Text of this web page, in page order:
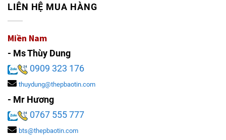
LIÊN HỆ MUA HÀNG
Miền Nam
- Ms Thùy Dung
0909 323 176
thuydung@thepbaotin.com
- Mr Hương
0767 555 777
bts@thepbaotin.com